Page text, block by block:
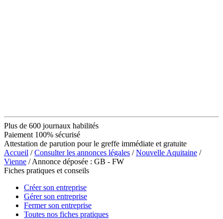
Plus de 600 journaux habilités
Paiement 100% sécurisé
Attestation de parution pour le greffe immédiate et gratuite
Accueil /Consulter les annonces légales /Nouvelle Aquitaine /
Vienne / Annonce déposée : GB - FW
Fiches pratiques et conseils
Créer son entreprise
Gérer son entreprise
Fermer son entreprise
Toutes nos fiches pratiques